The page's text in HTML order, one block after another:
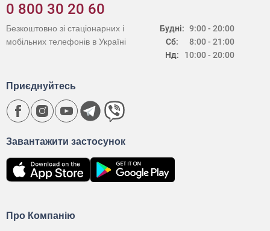
0 800 30 20 60
Будні:
Сб:
Нд:
9:00 - 20:00
8:00 - 21:00
10:00 - 20:00
Безкоштовно зі стаціонарних і
мобільних телефонів в Україні
Про Компанію
Завантажити застосунок
Приєднуйтесь